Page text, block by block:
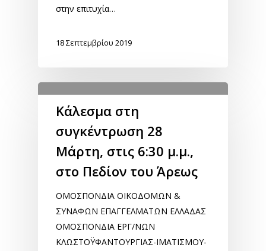
στην επιτυχία…
18 Σεπτεμβρίου 2019
Κάλεσμα στη
συγκέντρωση 28
Μάρτη, στις 6:30 μ.μ.,
στο Πεδίον του Άρεως
ΟΜΟΣΠΟΝΔΙΑ ΟΙΚΟΔΟΜΩΝ &
ΣΥΝΑΦΩΝ ΕΠΑΓΓΕΛΜΑΤΩΝ ΕΛΛΑΔΑΣ
ΟΜΟΣΠΟΝΔΙΑ ΕΡΓ/ΝΩΝ
ΚΛΩΣΤΟΫΦΑΝΤΟΥΡΓΙΑΣ-ΙΜΑΤΙΣΜΟΥ-